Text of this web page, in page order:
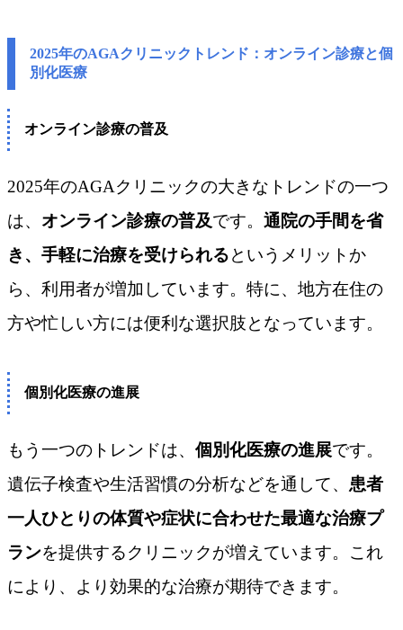
2025年のAGAクリニックトレンド：オンライン診療と個
別化医療
オンライン診療の普及
2025年のAGAクリニックの大きなトレンドの一つ
は、 オンライン診療の普及です。 通院の手間を省
き、手軽に治療を受けられるというメリットか
ら、利用者が増加しています。特に、地方在住の
方や忙しい方には便利な選択肢となっています。
個別化医療の進展
もう一つのトレンドは、 個別化医療の進展です。
遺伝子検査や生活習慣の分析などを通して、 患者
一人ひとりの体質や症状に合わせた最適な治療プ
ランを提供するクリニックが増えています。これ
により、より効果的な治療が期待できます。